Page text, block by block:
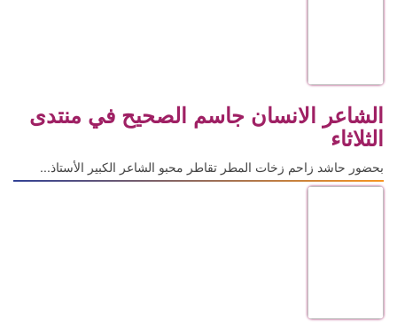
الشاعر الانسان جاسم الصحيح في منتدى
الثلاثاء
بحضور حاشد زاحم زخات المطر تقاطر محبو الشاعر الكبير الأستاذ...